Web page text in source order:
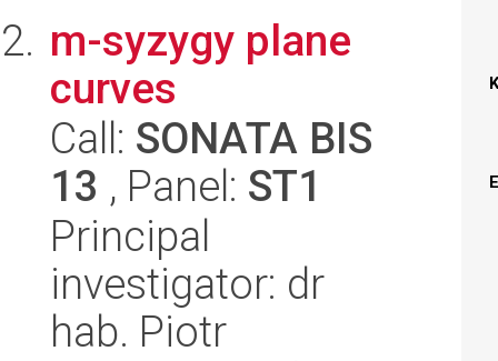
m-syzygy plane
curves
Call: SONATA BIS
13 , Panel: ST1
Principal
investigator: dr
hab. Piotr